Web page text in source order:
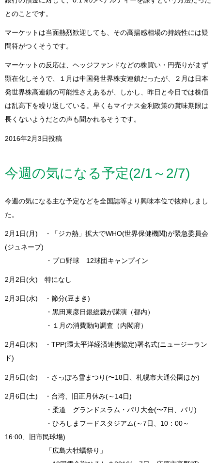
とのことです。
マーケットは当面熱烈歓迎しても、その高揚感相場の持続性には疑
問符がつくそうです。
マーケットの反応は、ヘッジファンドなどの株買い・円売りがまず
顕在化しそうで、１月は中国発世界株安連鎖だったが、２月は日本
発世界株高連鎖の可能性さえあるが、しかし、昨日と今日では株価
は乱高下を繰り返している。早くもマイナス金利政策の賞味期限は
長くないようだとの声も聞かれるそうです。
2016年2月3日投稿
今週の気になる予定(2/1～2/7)
今週の気になる主な予定などを全国誌等より興味本位で抜粋しまし
た。
2月1日(月) ・「ジカ熱」拡大でWHO(世界保健機関)が緊急委員会
(ジュネーブ)
・プロ野球 12球団キャンプイン
2月2日(火) 特になし
2月3日(水) ・節分(豆まき)
・黒田東彦日銀総裁が講演（都内）
・１月の消費動向調査（内閣府）
2月4日(木) ・TPP(環太平洋経済連携協定)署名式(ニュージーラン
ド)
2月5日(金) ・さっぽろ雪まつり(〜18日、札幌市大通公園ほか)
2月6日(土) ・台湾、旧正月休み(～14日)
・柔道 グランドスラム・パリ大会(〜7日、パリ)
・ひろしまフードスタジアム(～7日、10：00～
16:00、旧市民球場)
「広島大牡蠣祭り」